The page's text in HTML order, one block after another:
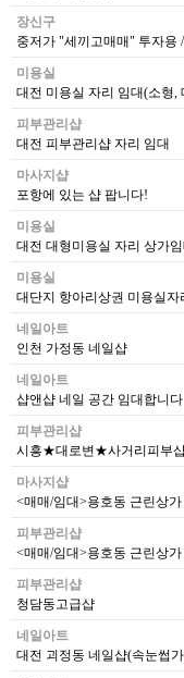
장신구
중저가 "세끼고매매" 투자
미용실
대전 미용실 자리 임대(소형,
피부관리샵
대전 피부관리샵 자리 임대
마사지샵
포항에 있는 샵 팝니다!
미용실
대전 대형미용실 자리 상가임
미용실
대단지 항아리상권 미용실자
네일아트
인천 가정동 네일샵
네일아트
샵앤샵 네일 공간 임대합니다
피부관리샵
시흥★대로변★사거리피부
마사지샵
<매매/임대>용호동 근린상
피부관리샵
<매매/임대>용호동 근린상
피부관리샵
청담동고급샵
네일아트
대전 괴정동 네일샵(속눈썹